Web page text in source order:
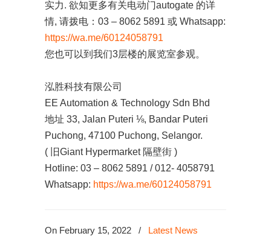
实力. 欲知更多有关电动门autogate 的详
情, 请拨电：03 – 8062 5891 或 Whatsapp:
https://wa.me/60124058791
您也可以到我们3层楼的展览室参观。
泓胜科技有限公司
EE Automation & Technology Sdn Bhd
地址 33, Jalan Puteri ⅛, Bandar Puteri
Puchong, 47100 Puchong, Selangor.
( 旧Giant Hypermarket 隔壁街 )
Hotline: 03 – 8062 5891 / 012- 4058791
Whatsapp: https://wa.me/60124058791
On February 15, 2022 /
Latest News